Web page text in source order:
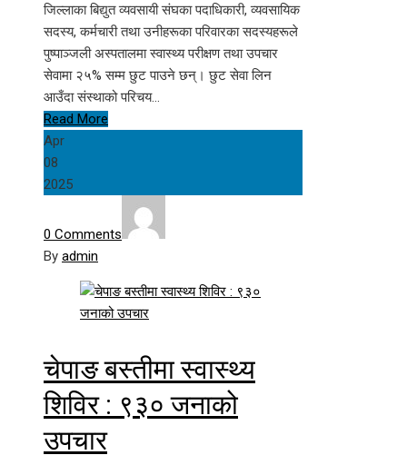
जिल्लाका बिद्युत व्यवसायी संघका पदाधिकारी, व्यवसायिक
सदस्य, कर्मचारी तथा उनीहरूका परिवारका सदस्यहरूले
पुष्पाञ्जली अस्पतालमा स्वास्थ्य परीक्षण तथा उपचार
सेवामा २५% सम्म छुट पाउने छन्। छुट सेवा लिन
आउँदा संस्थाको परिचय…
Read More
Apr
08
2025
0 Comments
By admin
चेपाङ बस्तीमा स्वास्थ्य
शिविर : ९३० जनाको
उपचार